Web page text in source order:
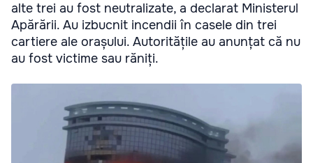
alte trei au fost neutralizate, a declarat Ministerul
Apărării. Au izbucnit incendii în casele din trei
cartiere ale orașului. Autoritățile au anunțat că nu
au fost victime sau răniți.